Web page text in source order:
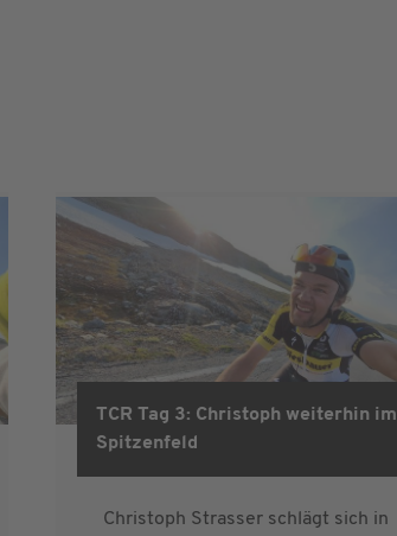
TCR Tag 3: Christoph weiterhin im
Spitzenfeld
Christoph Strasser schlägt sich in